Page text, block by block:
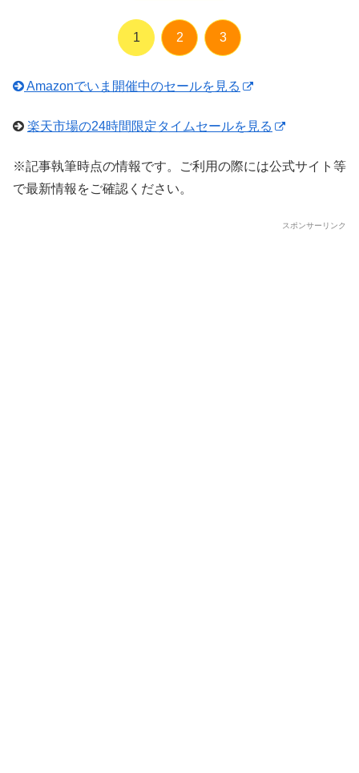
1 2 3
Amazonでいま開催中のセールを見る
楽天市場の24時間限定タイムセールを見る
※記事執筆時点の情報です。ご利用の際には公式サイト等
で最新情報をご確認ください。
スポンサーリンク